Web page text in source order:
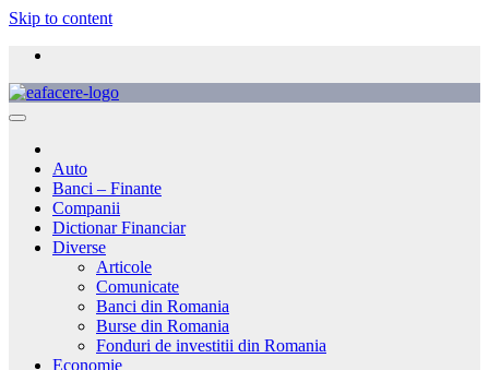
Skip to content
Auto
Banci – Finante
Companii
Dictionar Financiar
Diverse
Articole
Comunicate
Banci din Romania
Burse din Romania
Fonduri de investitii din Romania
Economie